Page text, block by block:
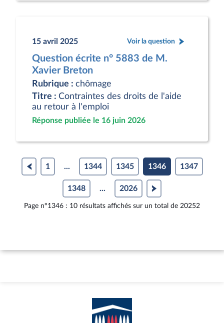
15 avril 2025 Voir la question
Question écrite n° 5883 de M.
Xavier Breton
Rubrique : chômage
Titre : Contraintes des droits de l'aide
au retour à l'emploi
Réponse publiée le 16 juin 2026
1 ... 1344 1345 1346 1347
1348 ... 2026
Page n°1346 : 10 résultats affichés sur un total de 20252